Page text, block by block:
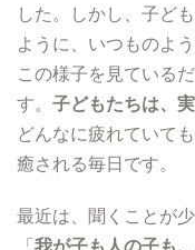
した。しかし、子ど
ように、いつものよ
この様子を見ている
す。 子どもたちは、
どんなに疲れていて
癒される毎日です。
最近は、聞くことが
「我が子も人の子も